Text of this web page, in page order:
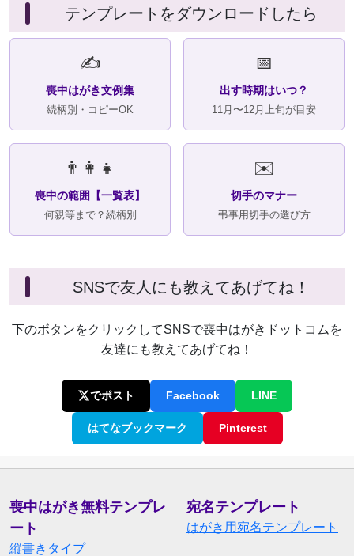
テンプレートをダウンロードしたら
✍️
喪中はがき文例集
続柄別・コピーOK
📅
出す時期はいつ？
11月〜12月上旬が目安
👨‍👩‍👧
喪中の範囲【一覧表】
何親等まで？続柄別
✉️
切手のマナー
弔事用切手の選び方
SNSで友人にも教えてあげてね！
下のボタンをクリックしてSNSで喪中はがきドットコムを
友達にも教えてあげてね！
でポスト Facebook LINE
はてなブックマーク Pinterest
喪中はがき無料テンプレ
ート
縦書きタイプ
宛名テンプレート
はがき用宛名テンプレート